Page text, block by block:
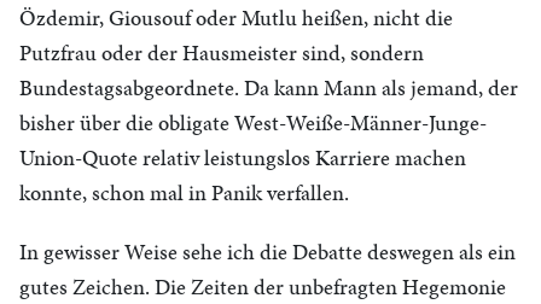
Özdemir, Giousouf oder Mutlu heißen, nicht die
Putzfrau oder der Hausmeister sind, sondern
Bundestagsabgeordnete. Da kann Mann als jemand, der
bisher über die obligate West-Weiße-Männer-Junge-
Union-Quote relativ leistungslos Karriere machen
konnte, schon mal in Panik verfallen.
In gewisser Weise sehe ich die Debatte deswegen als ein
gutes Zeichen. Die Zeiten der unbefragten Hegemonie